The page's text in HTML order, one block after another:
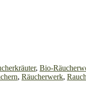
, Bio-
, Räucherwerk,